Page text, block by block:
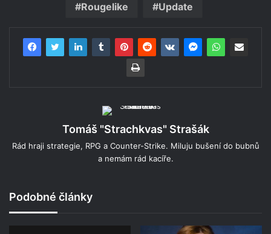
Rougelike Update
Tomáš "Strachkvas" Strašák
Rád hraji strategie, RPG a Counter-Strike. Miluju bušení do bubnů
a nemám rád kacíře.
Podobné články